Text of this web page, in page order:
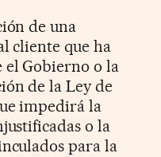
de una
cliente que ha
el Gobierno o la
de la Ley de
impedirá la
o la
para la